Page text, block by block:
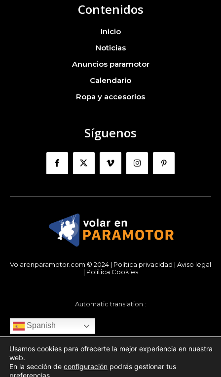
Contenidos
Inicio
Noticias
Anuncios paramotor
Calendario
Ropa y accesorios
Síguenos
Volarenparamotor.com © 2024 | Política privacidad | Aviso legal
| Política Cookies
Automatic translation :
Spanish
Usamos cookies para ofrecerte la mejor experiencia en nuestra
web.
En la sección de configuración podrás gestionar tus
preferencias.